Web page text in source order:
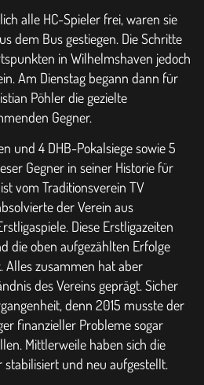
alle HC-Spieler frei, waren sie
dem Bus gestiegen. Die Schritte
in Wilhelmshaven jedoch
Am Dienstag begann dann für
Pöhler die gezielte
Gegner.
und 4 DHB-Pokalsiege sowie 5
Gegner in seiner Historie für
vom Traditionsverein TV
der Verein aus
Diese Erstligazeiten
die oben aufgezählten Erfolge
Alles zusammen hat aber
des Vereins geprägt. Sicher
denn 2015 musste der
finanzieller Probleme sogar
Mittlerweile haben sich die
und neu aufgestellt.